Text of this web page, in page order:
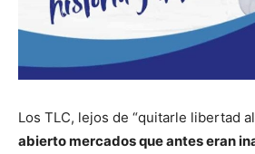
Los TLC, lejos de “quitarle libertad
abierto mercados que antes eran